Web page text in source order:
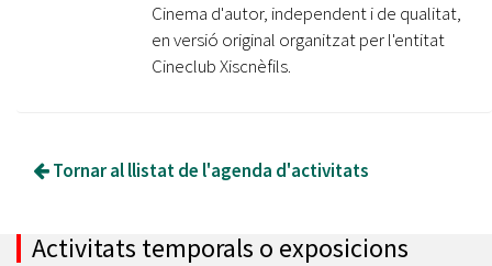
Cinema d'autor, independent i de qualitat,
en versió original organitzat per l'entitat
Cineclub Xiscnèfils.
Tornar al llistat de l'agenda d'activitats
Activitats temporals o exposicions